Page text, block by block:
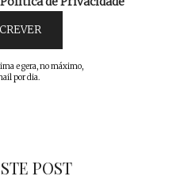
e gera, no máximo,
por dia.
POST